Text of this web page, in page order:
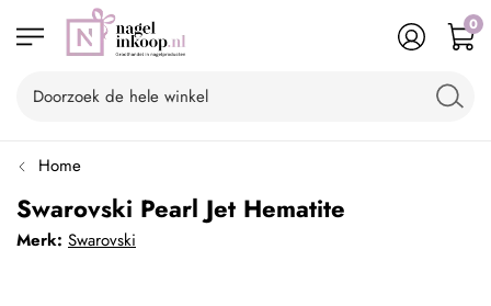
0
Home
Swarovski Pearl Jet Hematite
Merk: Swarovski